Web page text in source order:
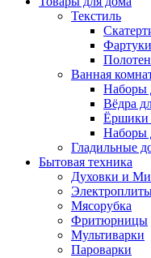
Текстиль
Фартуки
Ванная
Наборы
Вёдра
Ёршики
Наборы
Гладильные
Бытовая техника
Духовки и
Мясорубка
Фритюрницы
Мультиварки
Пароварки